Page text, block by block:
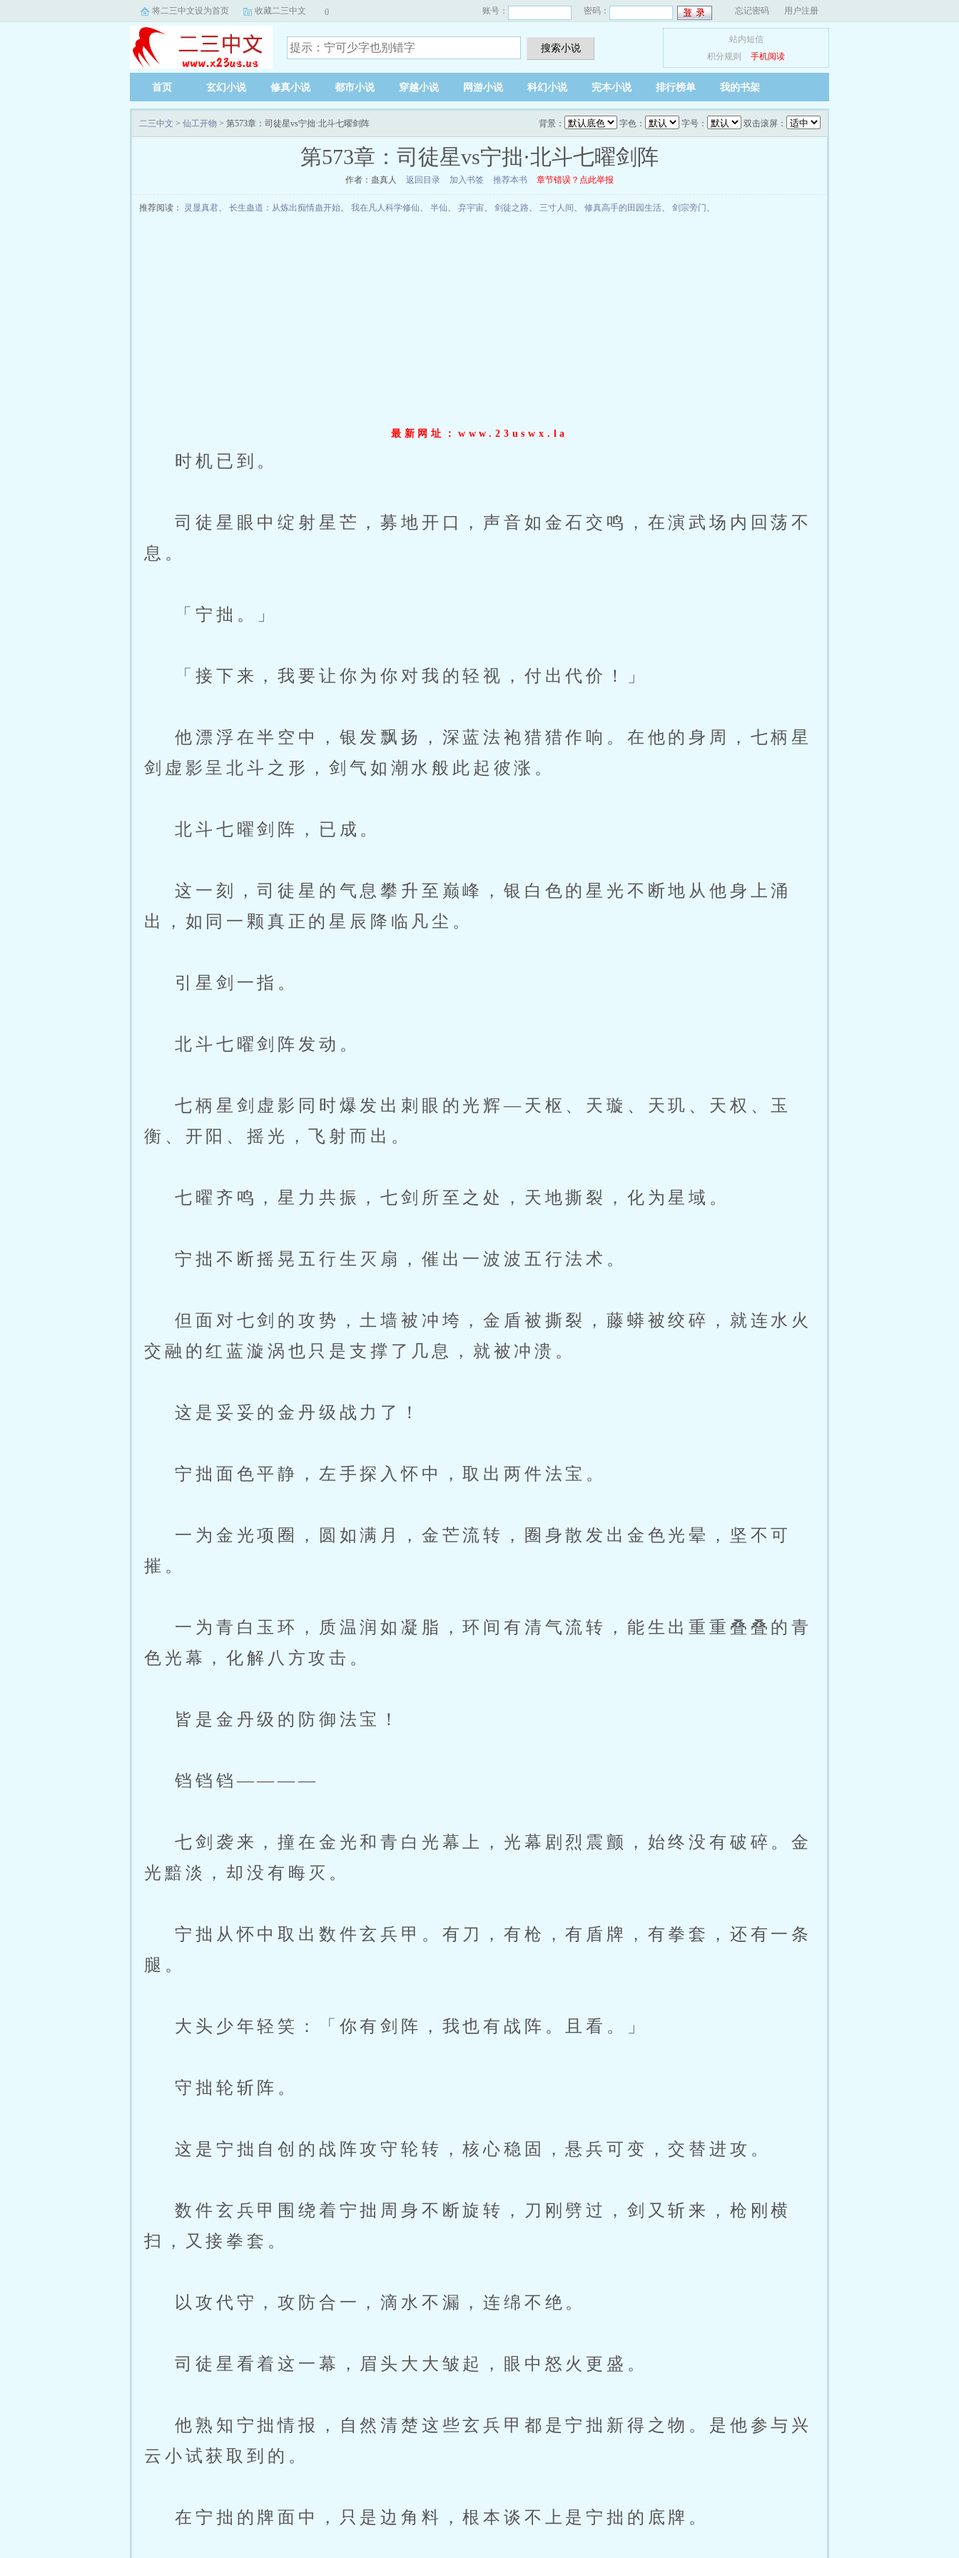
将二三中文设为首页 收藏二三中文 0 账号： 密码： 忘记密码 用户注册
搜索小说
站内短信
积分规则
手机阅读
首页 玄幻小说 修真小说 都市小说 穿越小说 网游小说 科幻小说 完本小说 排行榜单 我的书架
背景： 字色： 字号： 双击滚屏：
二三中文 > 仙工开物 > 第573章：司徒星vs宁拙·北斗七曜剑阵
第573章：司徒星vs宁拙·北斗七曜剑阵
作者：蛊真人 返回目录 加入书签 推荐本书 章节错误？点此举报
推荐阅读： 灵显真君、 长生蛊道：从炼出痴情蛊开始、 我在凡人科学修仙、 半仙、 弃宇宙、 剑徒之路、 三寸人间 、 修真高手的田园生活、 剑宗旁门 、
最新网址：www.23uswx.la
时机已到。
司徒星眼中绽射星芒，募地开口，声音如金石交鸣，在演武场内回荡不
息。
「宁拙。」
「接下来，我要让你为你对我的轻视，付出代价！」
他漂浮在半空中，银发飘扬，深蓝法袍猎猎作响。在他的身周，七柄星
剑虚影呈北斗之形，剑气如潮水般此起彼涨。
北斗七曜剑阵，已成。
这一刻，司徒星的气息攀升至巅峰，银白色的星光不断地从他身上涌
出，如同一颗真正的星辰降临凡尘。
引星剑一指。
北斗七曜剑阵发动。
七柄星剑虚影同时爆发出刺眼的光辉—天枢、天璇、天玑、天权、玉
衡、开阳、摇光，飞射而出。
七曜齐鸣，星力共振，七剑所至之处，天地撕裂，化为星域。
宁拙不断摇晃五行生灭扇，催出一波波五行法术。
但面对七剑的攻势，土墙被冲垮，金盾被撕裂，藤蟒被绞碎，就连水火
交融的红蓝漩涡也只是支撑了几息，就被冲溃。
这是妥妥的金丹级战力了！
宁拙面色平静，左手探入怀中，取出两件法宝。
一为金光项圈，圆如满月，金芒流转，圈身散发出金色光晕，坚不可
摧。
一为青白玉环，质温润如凝脂，环间有清气流转，能生出重重叠叠的青
色光幕，化解八方攻击。
皆是金丹级的防御法宝！
铛铛铛————
七剑袭来，撞在金光和青白光幕上，光幕剧烈震颤，始终没有破碎。金
光黯淡，却没有晦灭。
宁拙从怀中取出数件玄兵甲。有刀，有枪，有盾牌，有拳套，还有一条
腿。
大头少年轻笑：「你有剑阵，我也有战阵。且看。」
守拙轮斩阵。
这是宁拙自创的战阵攻守轮转，核心稳固，悬兵可变，交替进攻。
数件玄兵甲围绕着宁拙周身不断旋转，刀刚劈过，剑又斩来，枪刚横
扫，又接拳套。
以攻代守，攻防合一，滴水不漏，连绵不绝。
司徒星看着这一幕，眉头大大皱起，眼中怒火更盛。
他熟知宁拙情报，自然清楚这些玄兵甲都是宁拙新得之物。是他参与兴
云小试获取到的。
在宁拙的牌面中，只是边角料，根本谈不上是宁拙的底牌。